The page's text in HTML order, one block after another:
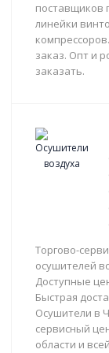
поставщиков
линейки
заказ. Опт и
заказать.
Торгово-
осушителей
Доступные
Быстрая
Осушители в
сервисный
области и